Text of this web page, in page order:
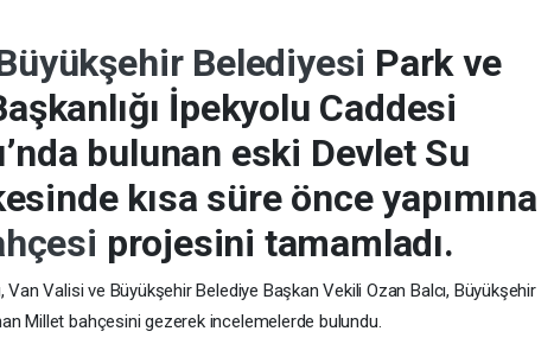
Belediyesi Park ve
İpekyolu Caddesi
bulunan eski Devlet Su
kısa süre önce yapımına
projesini tamamladı.
Van Valisi ve Büyükşehir Belediye Başkan Vekili Ozan Balcı, Büyükşehir
Millet bahçesini gezerek incelemelerde bulundu.